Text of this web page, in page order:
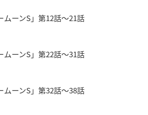
ムーンS」第12話〜21話
ムーンS」第22話〜31話
ムーンS」第32話〜38話